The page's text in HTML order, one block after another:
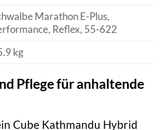
Marathon E-Plus,
Reflex, 55-622
kg
Pflege für anhaltende
Cube Kathmandu Hybrid